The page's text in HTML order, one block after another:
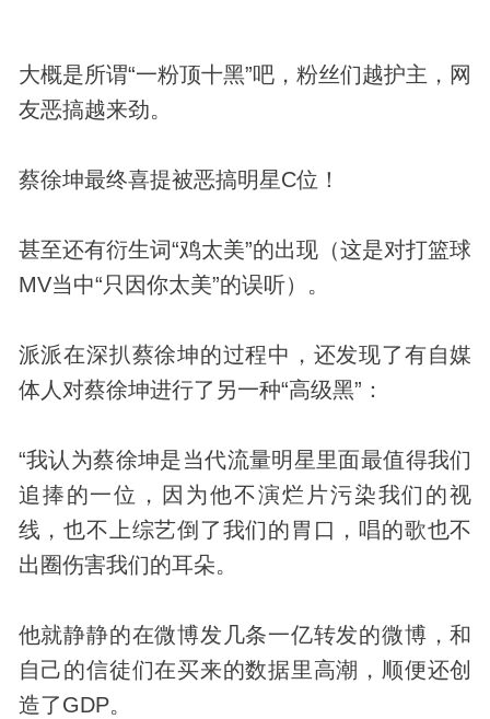
大概是所谓“一粉顶十黑”吧，粉丝们越护主，网
友恶搞越来劲。
蔡徐坤最终喜提被恶搞明星C位！
甚至还有衍生词“鸡太美”的出现（这是对打篮球
MV当中“只因你太美”的误听）。
派派在深扒蔡徐坤的过程中，还发现了有自媒
体人对蔡徐坤进行了另一种“高级黑”：
“我认为蔡徐坤是当代流量明星里面最值得我们
追捧的一位，因为他不演烂片污染我们的视
线，也不上综艺倒了我们的胃口，唱的歌也不
出圈伤害我们的耳朵。
他就静静的在微博发几条一亿转发的微博，和
自己的信徒们在买来的数据里高潮，顺便还创
造了GDP。